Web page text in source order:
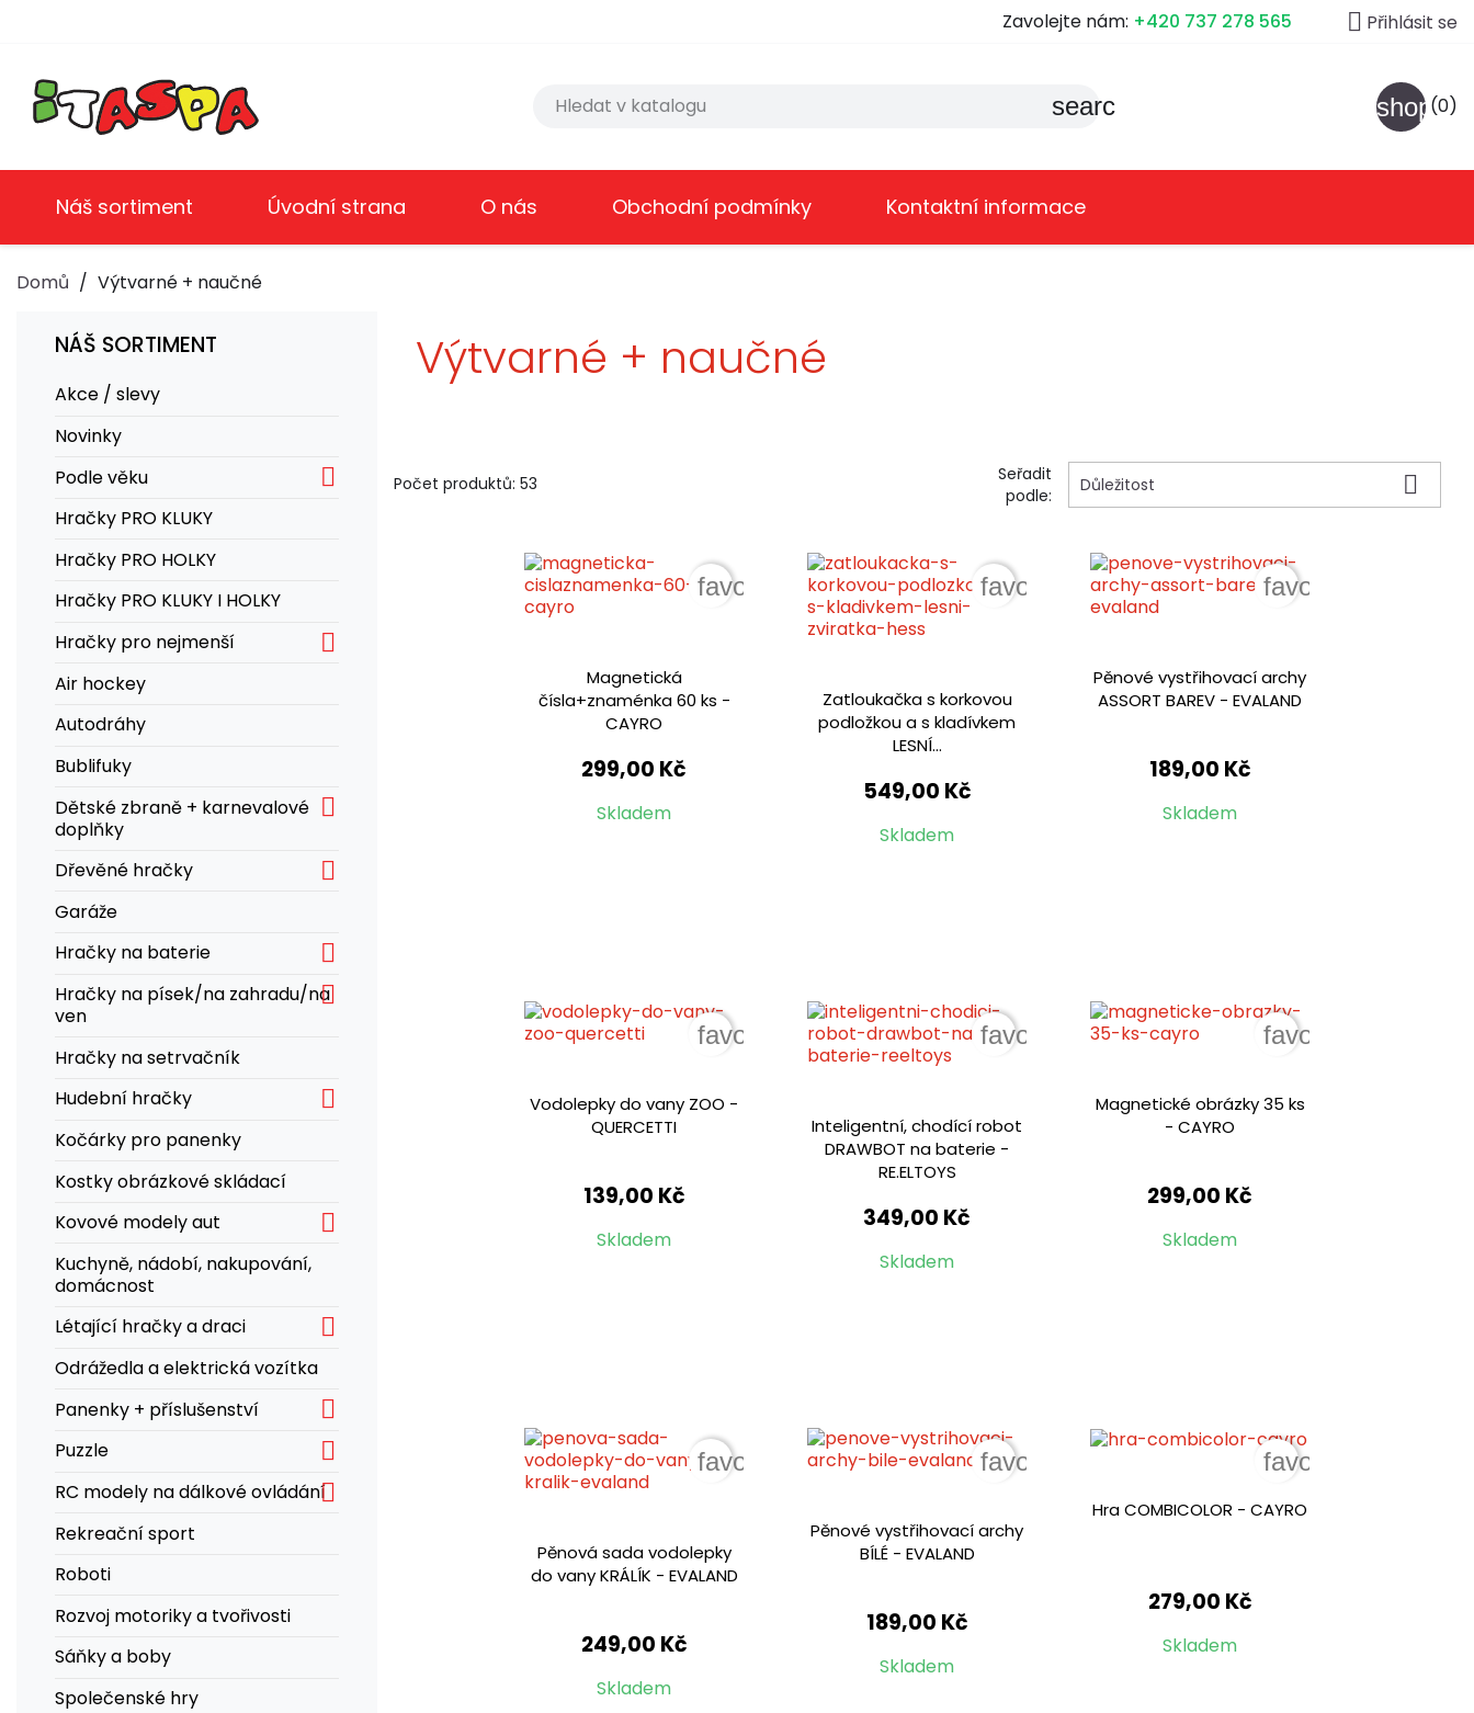
Zavolejte nám: +420 737 278 565  Přihlásit se
search (0)
Náš sortiment Úvodní strana O nás Obchodní podmínky Kontaktní informace
Domů Výtvarné + naučné
NÁŠ SORTIMENT
Akce / slevy
Novinky
Podle věku

Hračky PRO KLUKY
Hračky PRO HOLKY
Hračky PRO KLUKY I HOLKY
Hračky pro nejmenší

Air hockey
Autodráhy
Bublifuky
Dětské zbraně + karnevalové
doplňky

Dřevěné hračky 
Garáže
Hračky na baterie

Hračky na písek/na zahradu/na
ven

Hračky na setrvačník
Hudební hračky

Kočárky pro panenky
Kostky obrázkové skládací
Kovové modely aut

Kuchyně, nádobí, nakupování,
domácnost
Létající hračky a draci

Odrážedla a elektrická vozítka
Panenky + příslušenství

Puzzle 
RC modely na dálkové ovládání
Rekreační sport
Roboti
Rozvoj motoriky a tvořivosti
Sáňky a boby
Společenské hry
Výtvarné + naučné
Počet produktů: 53
Seřadit
podle:
Důležitost 
Magnetická
čísla+znaménka 60 ks -
CAYRO
299,00 Kč
Skladem
favorite_border
Zatloukačka s korkovou
podložkou a s kladívkem
LESNÍ...
549,00 Kč
Skladem
favorite_border
Pěnové vystřihovací archy
ASSORT BAREV - EVALAND
189,00 Kč
Skladem
favorite_border
Vodolepky do vany ZOO -
QUERCETTI
139,00 Kč
Skladem
favorite_border
Inteligentní, chodící robot
DRAWBOT na baterie -
RE.ELTOYS
349,00 Kč
Skladem
favorite_border
Magnetické obrázky 35 ks
- CAYRO
299,00 Kč
Skladem
favorite_border
Pěnová sada vodolepky
do vany KRÁLÍK - EVALAND
249,00 Kč
Skladem
favorite_border
Pěnové vystřihovací archy
BÍLÉ - EVALAND
189,00 Kč
Skladem
favorite_border
Hra COMBICOLOR - CAYRO
279,00 Kč
Skladem
favorite_border